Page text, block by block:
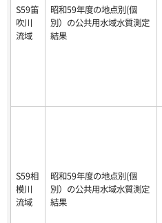
S59笛
吹川
流域
昭和59年度の地点別(個
別）の公共用水域水質測定
結果
S59相
模川
流域
昭和59年度の地点別(個
別）の公共用水域水質測定
結果